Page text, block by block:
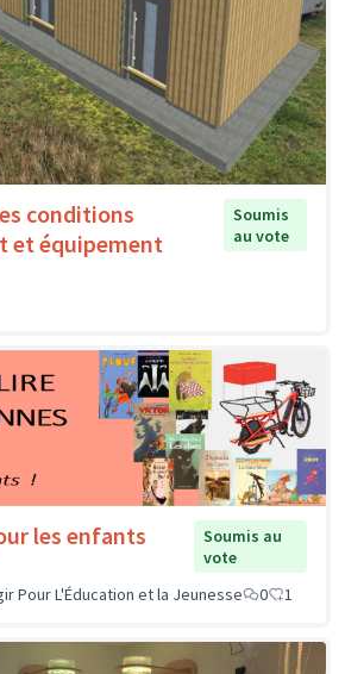
conditions
et équipement
Soumis
au vote
les enfants
Soumis au
vote
Pour L'Éducation et la Jeunesse
0 1